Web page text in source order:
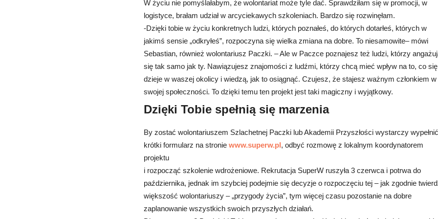
W życiu nie pomyślałabym, że wolontariat może tyle dać. Sprawdziłam się w promocji, w
logistyce, brałam udział w arcyciekawych szkoleniach. Bardzo się rozwinęłam.
-Dzięki tobie w życiu konkretnych ludzi, których poznałeś, do których dotarłeś, których w
jakimś sensie „odkryłeś”, rozpoczyna się wielka zmiana na dobre. To niesamowite– mówi
Sebastian, również wolontariusz Paczki. – Ale w Paczce poznajesz też ludzi, którzy
się tak samo jak ty. Nawiązujesz znajomości z ludźmi, którzy chcą mieć wpływ na to, co się
dzieje w waszej okolicy i wiedzą, jak to osiągnąć. Czujesz, że stajesz ważnym członkiem w
swojej społeczności. To dzięki temu ten projekt jest taki magiczny i wyjątkowy.
Dzięki Tobie spełnią się marzenia
By zostać wolontariuszem Szlachetnej Paczki lub Akademii Przyszłości wystarczy wypełnić
krótki formularz na stronie www.superw.pl, odbyć rozmowę z lokalnym koordynatorem
projektu
i rozpocząć szkolenie wdrożeniowe. Rekrutacja SuperW ruszyła 3 czerwca i potrwa do
października, jednak im szybciej podejmie się decyzje o rozpoczęciu tej – jak zgodnie
większość wolontariuszy – „przygody życia”, tym więcej czasu pozostanie na dobre
zaplanowanie wszystkich swoich przyszłych działań.